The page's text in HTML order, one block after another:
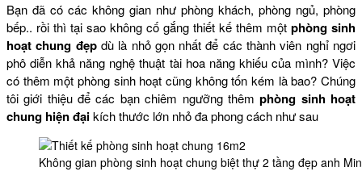
Bạn đã có các không gian như phòng khách, phòng ngủ, phòng
bếp.. rồi thì tại sao không cố gắng thiết kế thêm một phòng sinh
hoạt chung đẹpdù là nhỏ gọn nhất để các thành viên nghỉ ngơi
phô diễn khả năng nghệ thuật tài hoa năng khiếu của mình? Việc
có thêm một phòng sinh hoạt cũng không tốn kém là bao? Chúng
tôi giới thiệu để các bạn chiêm ngưỡng thêmphòng sinh hoạt
chung hiện đạikích thước lớn nhỏ đa phong cách như sau
Không gian phòng sinh hoạt chung biệt thự 2 tầng đẹp anh